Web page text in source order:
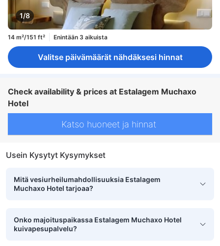
1/8
14 m²/151 ft² Enintään 3 aikuista
Valitse päivämäärät nähdäksesi hinnat
Check availability & prices at Estalagem Muchaxo
Hotel
Katso huoneet ja hinnat
Usein Kysytyt Kysymykset
Mitä vesiurheilumahdollisuuksia Estalagem
Muchaxo Hotel tarjoaa?
Onko majoituspaikassa Estalagem Muchaxo Hotel
kuivapesupalvelu?